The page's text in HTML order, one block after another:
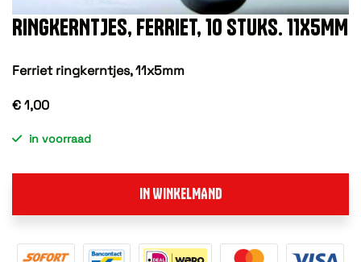
RINGKERNTJES, FERRIET, 10 STUKS. 11X5MM
Ferriet ringkerntjes, 11x5mm
€ 1,00
in voorraad
IN WINKELMAND